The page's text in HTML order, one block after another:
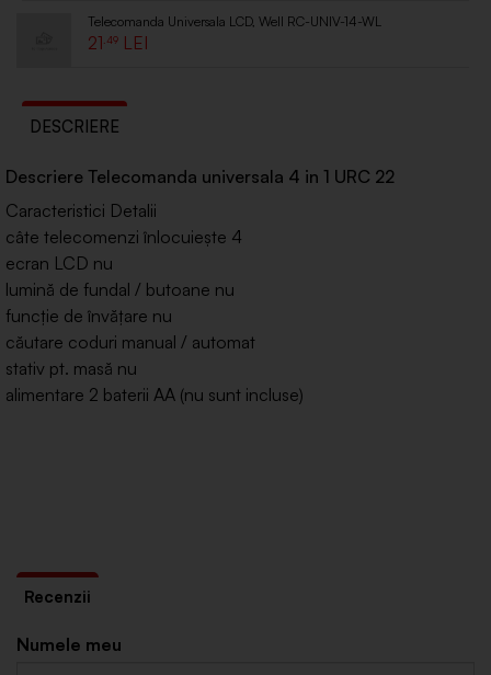
Telecomanda Universala LCD, Well RC-UNIV-14-WL
21 .49
DESCRIERE
Descriere Telecomanda universala 4 in 1 URC 22
Caracteristici Detalii
câte telecomenzi înlocuieşte 4
ecran LCD nu
lumină de fundal / butoane nu
funcţie de învăţare nu
căutare coduri manual / automat
stativ pt. masă nu
alimentare 2 baterii AA (nu sunt incluse)
Numele meu